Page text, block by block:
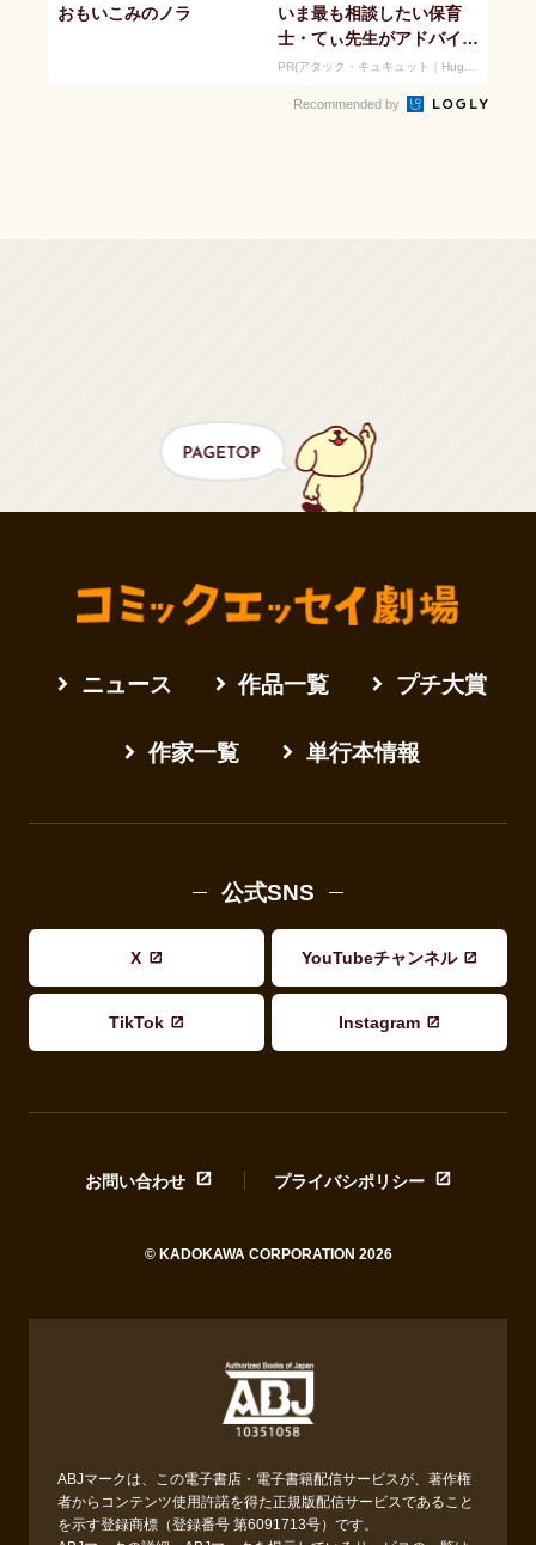
おもいこみのノラ
いま最も相談したい保育
士・てぃ先生がアドバイ
ス！ 子どもの“おてつだ
Recommended by
ニュース 作品一覧 プチ大賞
作家一覧 単行本情報
公式SNS
X YouTubeチャンネル
TikTok Instagram
お問い合わせ プライバシポリシー
© KADOKAWA CORPORATION 2026
ABJマークは、この電子書店・電子書籍配信サービスが、著作権
者からコンテンツ使用許諾を得た正規版配信サービスであること
を示す登録商標（登録番号 第6091713号）です。